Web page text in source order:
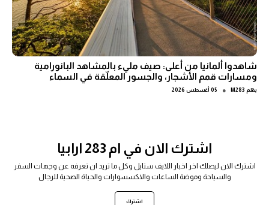
شاهدوا ألمانيا من أعلى: صيف مليء بالمشاهد البانورامية
ومسارات قمم الأشجار، والجسور المعلّقة في السماء
بقلم M283
● 05 أغسطس 2026
اشترك الان في ام 283 ارابيا
اشترك الان ليصلك اخر اخبار اللايف ستايل وكل ما تريد ان تعرفه عن وجهات السفر
والسياحة وموضة الساعات والاكسسوارات والحياة الصحية للرجال
اشترك